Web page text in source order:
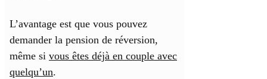
L’avantage est que vous pouvez
demander la pension de réversion,
même si vous êtes déjà en couple avec
quelqu’un.